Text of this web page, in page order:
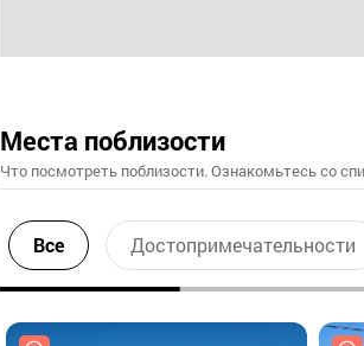
Места поблизости
Что посмотреть поблизости. Ознакомьтесь со
Все Достопримечательности